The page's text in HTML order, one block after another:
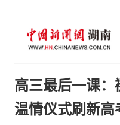
高三最后一课
温情仪式刷新高